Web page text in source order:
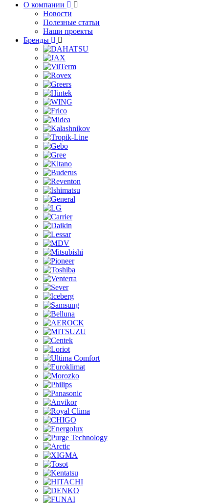
О компании
Новости
Полезные статьи
Наши проекты
Бренды